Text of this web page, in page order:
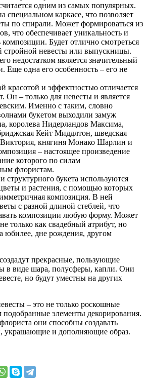
одним из самых популярных.
специальном каркасе, что позволяет
по спирали. Может формироваться из
что обеспечивает уникальность и
композиции. Будет отлично смотреться
стройной невесты или выпускницы.
недостатком является значительный
Еще одна его особенность – его не
красотой и эффектностью отличается
Он – только для невесты и является
Именно с таким, словно
букетом выходили замуж
королева Нидерландов Максима,
Кейт Миддлтон, шведская
княгиня Монако Шарлин и
– настоящее произведение
которого по силам
флористам.
структурного букета используются
и растения, с помощью которых
композиция. В ней
с разной длиной стеблей, что
композиции любую форму. Может
только как свадебный атрибут, но
юбилее, дне рождения, другом
прекрасные, пользующие
в виде шара, полусферы, капли. Они
но будут уместны на других
– это не только роскошные
элементы декорирования.
они способны создавать
украшающие и дополняющие образ.